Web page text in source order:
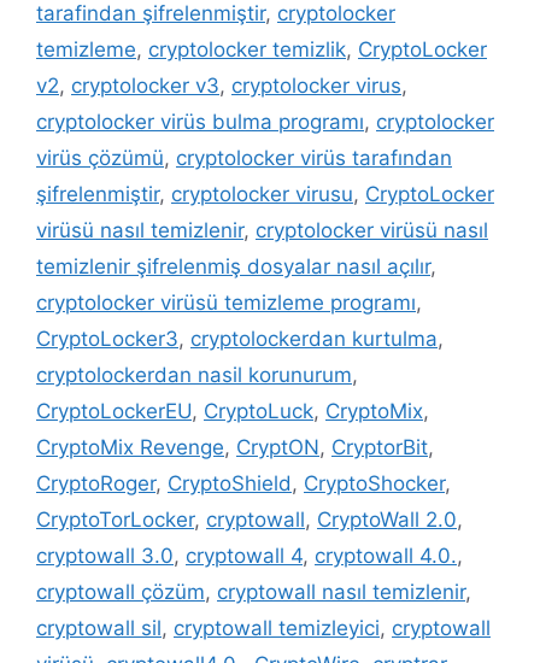
tarafindan şifrelenmiştir, cryptolocker
temizleme, cryptolocker temizlik, CryptoLocker
v2, cryptolocker v3, cryptolocker virus,
cryptolocker virüs bulma programı, cryptolocker
virüs çözümü, cryptolocker virüs tarafından
şifrelenmiştir, cryptolocker virusu, CryptoLocker
virüsü nasıl temizlenir, cryptolocker virüsü nasıl
temizlenir şifrelenmiş dosyalar nasıl açılır,
cryptolocker virüsü temizleme programı,
CryptoLocker3, cryptolockerdan kurtulma,
cryptolockerdan nasil korunurum,
CryptoLockerEU, CryptoLuck, CryptoMix,
CryptoMix Revenge, CryptON, CryptorBit,
CryptoRoger, CryptoShield, CryptoShocker,
CryptoTorLocker, cryptowall, CryptoWall 2.0,
cryptowall 3.0, cryptowall 4, cryptowall 4.0.,
cryptowall çözüm, cryptowall nasıl temizlenir,
cryptowall sil, cryptowall temizleyici, cryptowall